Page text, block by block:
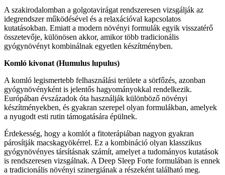
A szakirodalomban a golgotavirágat rendszeresen vizsgálják az
idegrendszer működésével és a relaxációval kapcsolatos
kutatásokban. Emiatt a modern növényi formulák egyik visszatérő
összetevője, különösen akkor, amikor több tradicionális
gyógynövényt kombinálnak egyetlen készítményben.
Komló kivonat (Humulus lupulus)
A komló legismertebb felhasználási területe a sörfőzés, azonban
gyógynövényként is jelentős hagyományokkal rendelkezik.
Európában évszázadok óta használják különböző növényi
készítményekben, és gyakran szerepel olyan formulákban, amelyek
a nyugodt esti rutin támogatására épülnek.
Érdekesség, hogy a komlót a fitoterápiában nagyon gyakran
párosítják macskagyökérrel. Ez a kombináció olyan klasszikus
gyógynövényes társításnak számít, amelyet a tudományos kutatások
is rendszeresen vizsgálnak. A Deep Sleep Forte formulában is ennek
a tradicionális növényi szinergiának a részeként található meg.